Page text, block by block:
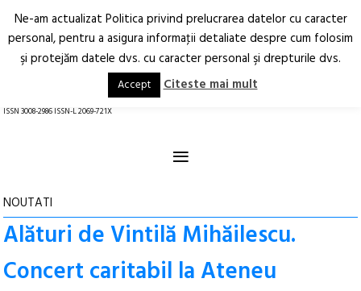
Arhitectură.
Oraș.
RO EN
ISSN 3008-2986 ISSN-L 2069-721X
≡
NOUTATI
Alături de Vintilă Mihăilescu.
Concert caritabil la Ateneu
Ne-am actualizat Politica privind prelucrarea datelor cu caracter
personal, pentru a asigura informaţii detaliate despre cum folosim
şi protejăm datele dvs. cu caracter personal şi drepturile dvs.
Accept Citeste mai mult